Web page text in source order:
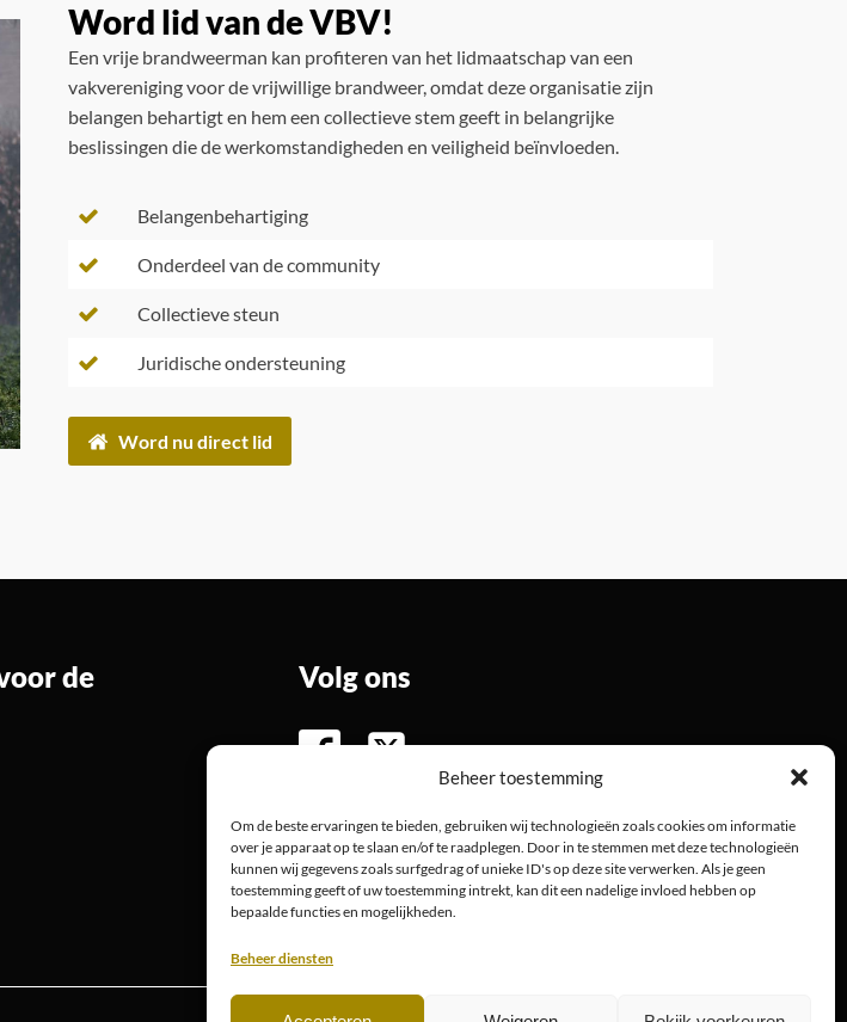
Beheer toestemming
Om de beste ervaringen te bieden, gebruiken wij technologieën zoals cookies om informatie
over je apparaat op te slaan en/of te raadplegen. Door in te stemmen met deze technologieën
kunnen wij gegevens zoals surfgedrag of unieke ID's op deze site verwerken. Als je geen
toestemming geeft of uw toestemming intrekt, kan dit een nadelige invloed hebben op
bepaalde functies en mogelijkheden.
Beheer diensten
Word lid van de VBV!
Een vrije brandweerman kan profiteren van het lidmaatschap van een
vakvereniging voor de vrijwillige brandweer, omdat deze organisatie zijn
belangen behartigt en hem een collectieve stem geeft in belangrijke
beslissingen die de werkomstandigheden en veiligheid beïnvloeden.
Belangenbehartiging
Onderdeel van de community
Collectieve steun
Juridische ondersteuning
Word nu direct lid
de
Volg ons